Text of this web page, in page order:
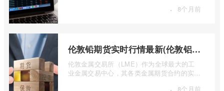
· 8个月前
伦敦铅期货实时行情最新(伦敦铝锡期货实时行情)
伦敦金属交易所（LME）作为全球最大的工
业金属交易中心，其各类金属期货合约的实时
8个月前